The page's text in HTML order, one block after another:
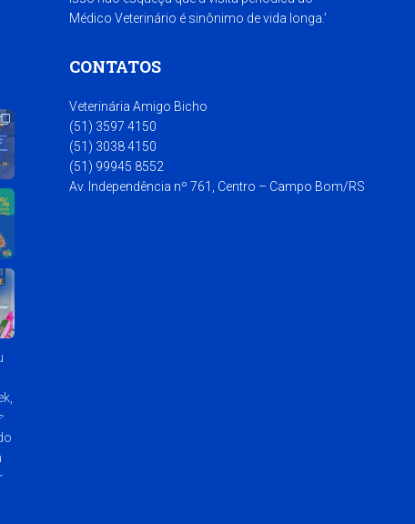
Médico Veterinário é sinônimo de vida longa.’
CONTATOS
Veterinária Amigo Bicho
(51) 3597 4150
(51) 3038 4150
(51) 99945 8552
Av. Independência nº 761, Centro – Campo Bom/RS